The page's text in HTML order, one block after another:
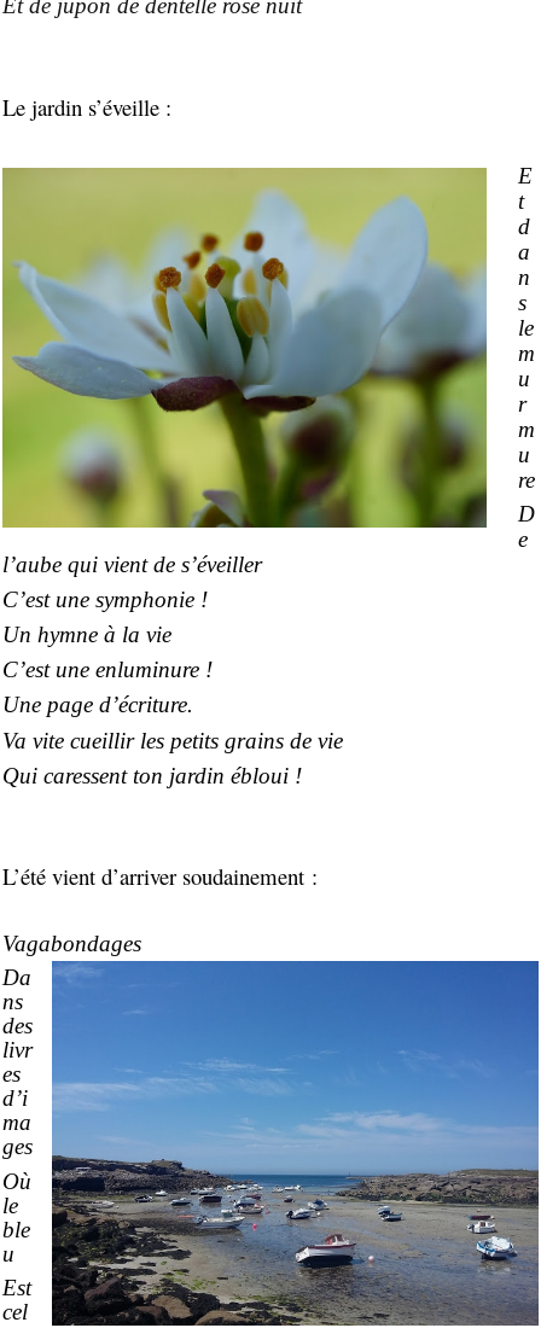
Et de jupon de dentelle rose nuit
Le jardin s’éveille :
E
t
d
a
n
s
le
m
u
r
m
u
re
D
e
l’aube qui vient de s’éveiller
C’est une symphonie !
Un hymne à la vie
C’est une enluminure !
Une page d’écriture.
Va vite cueillir les petits grains de vie
Qui caressent ton jardin ébloui !
L’été vient d’arriver soudainement :
Vagabondages
Da
ns
des
livr
es
d’i
ma
ges
Où
le
ble
u
Est
cel